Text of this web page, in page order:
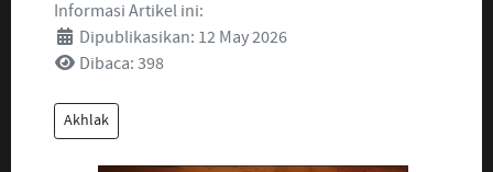
Informasi Artikel ini:
Dipublikasikan: 12 May 2026
Dibaca: 398
Akhlak